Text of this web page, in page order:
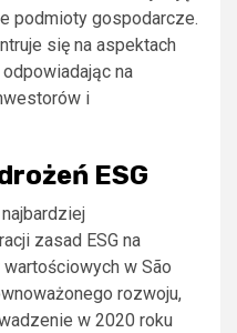
podmioty gospodarcze.
się na aspektach
na
i
ESG
zasad ESG na
wartościowych w São
rozwoju,
w 2020 roku